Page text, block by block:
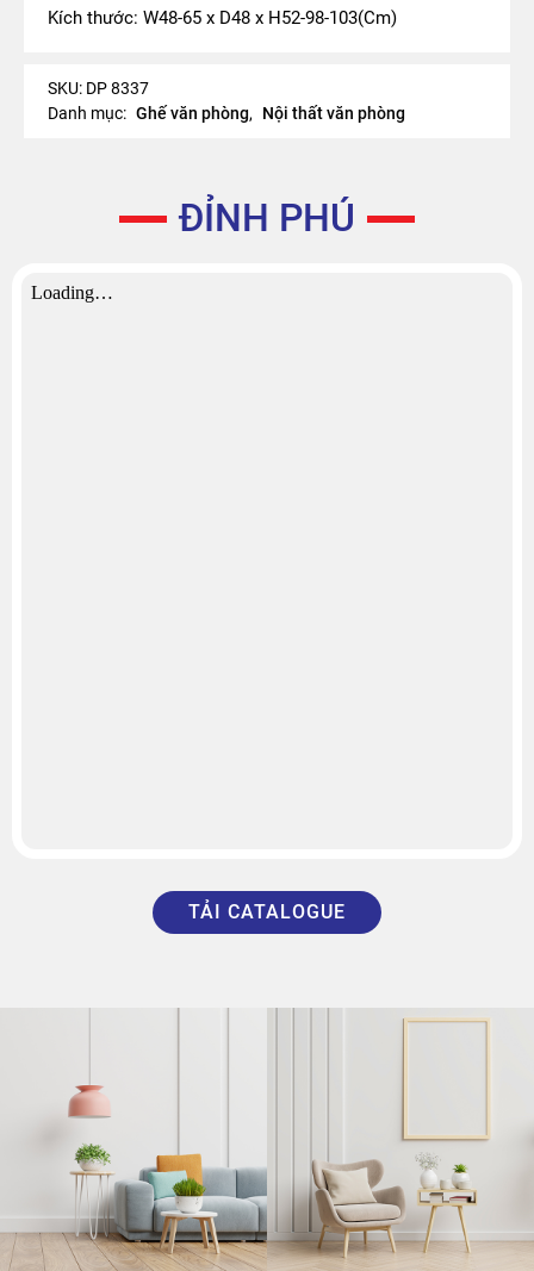
Kích thước: W48-65 x D48 x H52-98-103(Cm)
SKU: DP 8337
Danh mục: Ghế văn phòng, Nội thất văn phòng
ĐỈNH PHÚ
TẢI CATALOGUE